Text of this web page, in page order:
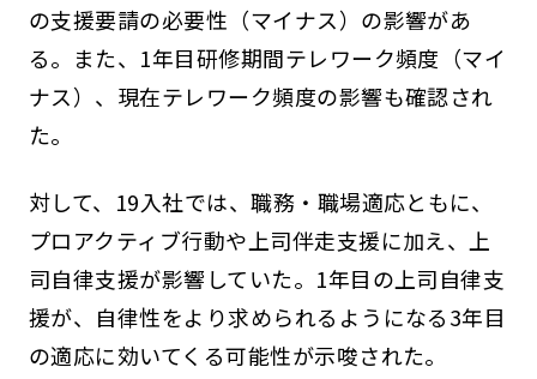
の支援要請の必要性（マイナス）の影響があ
る。また、1年目研修期間テレワーク頻度（マイ
ナス）、現在テレワーク頻度の影響も確認され
た。
対して、19入社では、職務・職場適応ともに、
プロアクティブ行動や上司伴走支援に加え、上
司自律支援が影響していた。1年目の上司自律支
援が、自律性をより求められるようになる3年目
の適応に効いてくる可能性が示唆された。